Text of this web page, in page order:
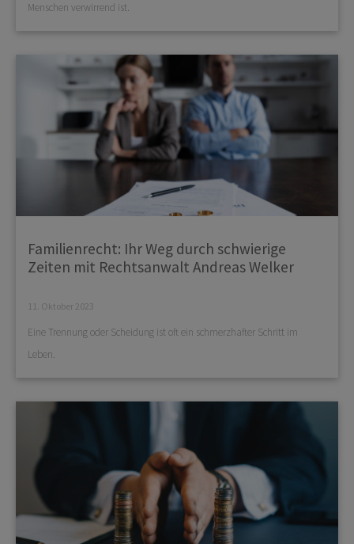
Menschen verwirrend ist.
Familienrecht: Ihr Weg durch schwierige
Zeiten mit Rechtsanwalt Andreas Welker
11. Oktober 2023
Eine Trennung oder Scheidung ist oft ein schmerzhafter Schritt im
Leben.